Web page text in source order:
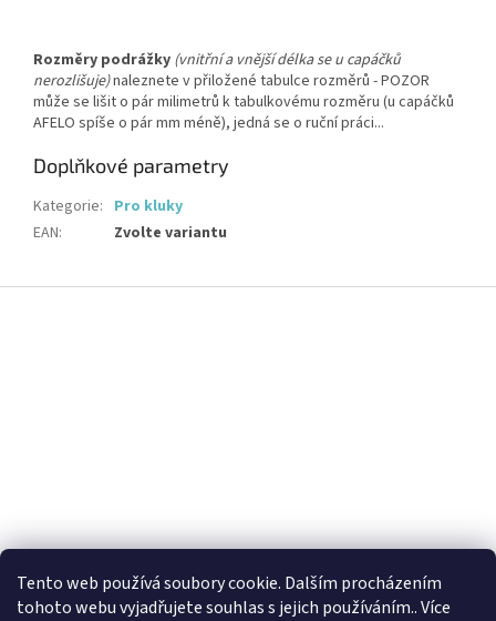
Tento web používá soubory cookie. Dalším procházením
tohoto webu vyjadřujete souhlas s jejich používáním.. Více
Rozměry podrážky (vnitřní a vnější délka se u capáčků
nerozlišuje)naleznete v přiložené tabulce rozměrů - POZOR
může se lišit o pár milimetrů k tabulkovému rozměru (u capáčků
AFELO spíše o pár mm méně), jedná se o ruční práci...
Doplňkové parametry
Kategorie: Pro kluky
EAN: Zvolte variantu